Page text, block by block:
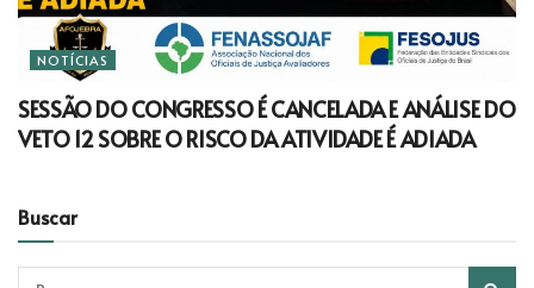
NOTÍCIAS
SESSÃO DO CONGRESSO É CANCELADA E ANÁLISE DO
VETO 12 SOBRE O RISCO DA ATIVIDADE É ADIADA
Buscar